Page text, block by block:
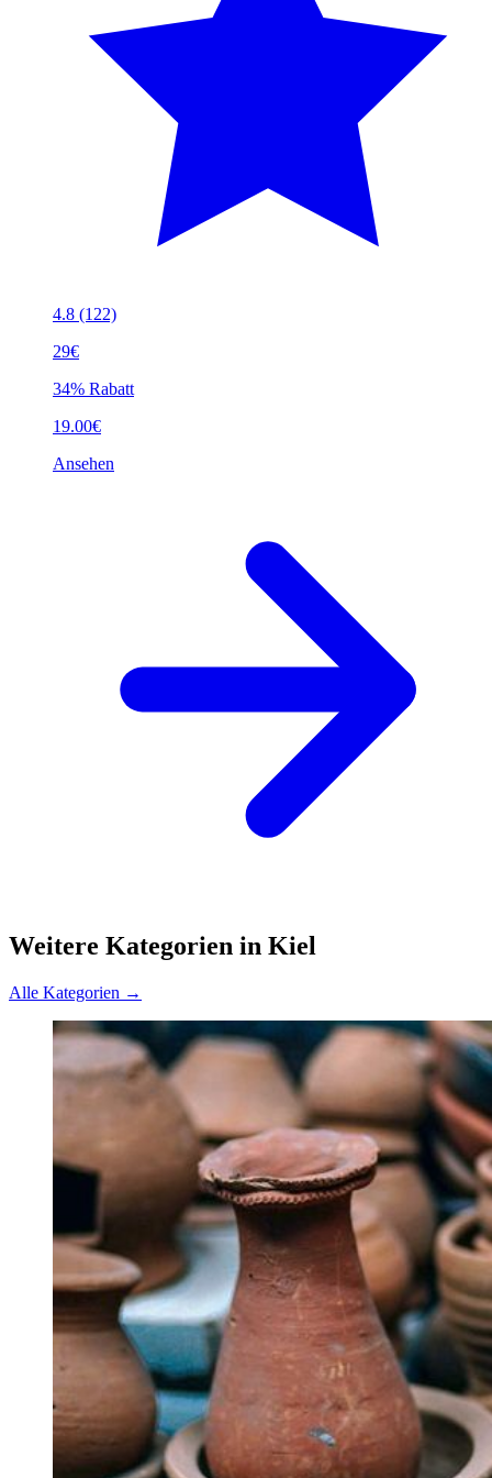
4.8 (122)
29€
34% Rabatt
19.00€
Ansehen
Weitere Kategorien in Kiel
Alle Kategorien →